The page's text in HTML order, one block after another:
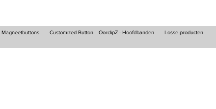
Magneetbuttons Customized Button OorclipZ - Hoofdbanden Losse producten